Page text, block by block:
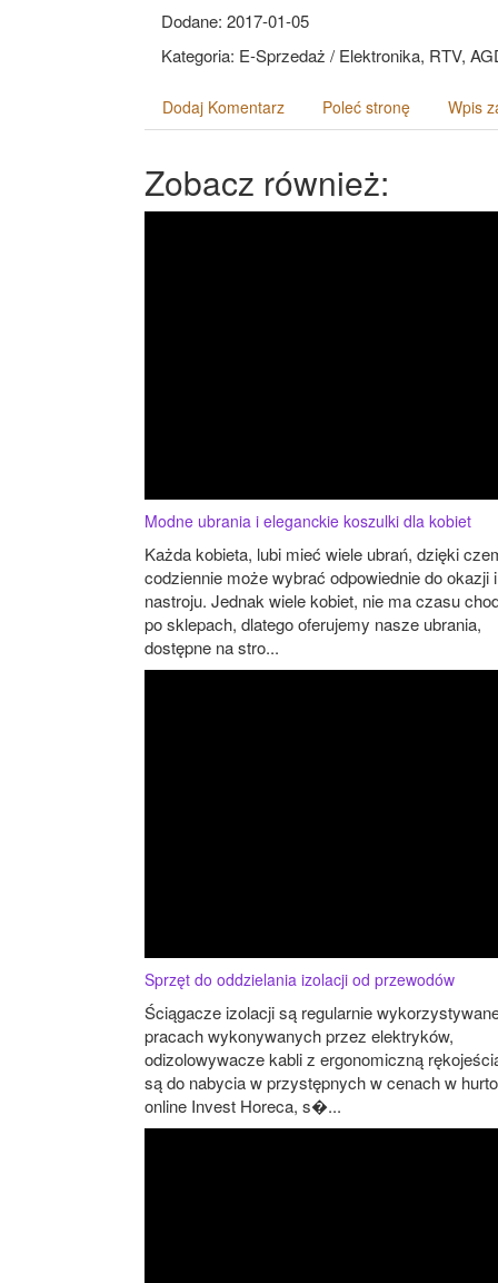
Dodane: 2017-01-05
Kategoria: E-Sprzedaż / Elektronika, RTV,
Dodaj Komentarz Poleć stronę Wpis
Zobacz również:
Modne ubrania i eleganckie koszulki dla kobiet
Każda kobieta, lubi mieć wiele ubrań, dzięki
codziennie może wybrać odpowiednie do okazji i
nastroju. Jednak wiele kobiet, nie ma czasu
po sklepach, dlatego oferujemy nasze ubrania,
dostępne na stro...
Sprzęt do oddzielania izolacji od przewodów
Ściągacze izolacji są regularnie
pracach wykonywanych przez elektryków,
odizolowywacze kabli z ergonomiczną
są do nabycia w przystępnych w cenach w
online Invest Horeca, s�...